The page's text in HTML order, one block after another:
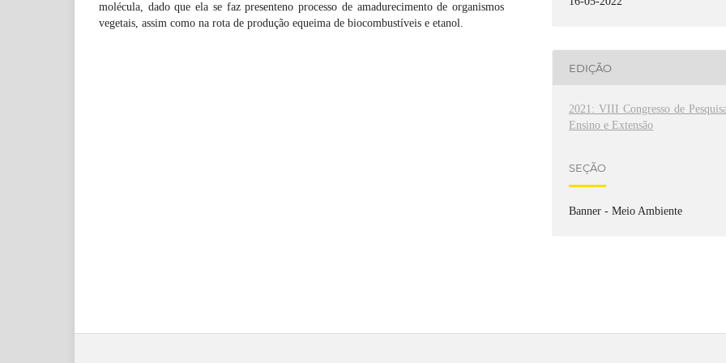
molécula, dado que ela se faz presenteno processo de amadurecimento de organismos
vegetais, assim como na rota de produção equeima de biocombustíveis e etanol.
EDIÇÃO
2021: VIII Congresso de
Ensino e Extensão
SEÇÃO
Banner - Meio Ambiente